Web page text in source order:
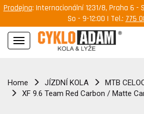
Prodejna: Internacionální 1231/8, Praha 6 -
So - 9-12:00 | Tel.: 775
Navigace
Home JÍZDNÍ KOLA
MTB
XF 9.6 Team Red Carbon / Matte